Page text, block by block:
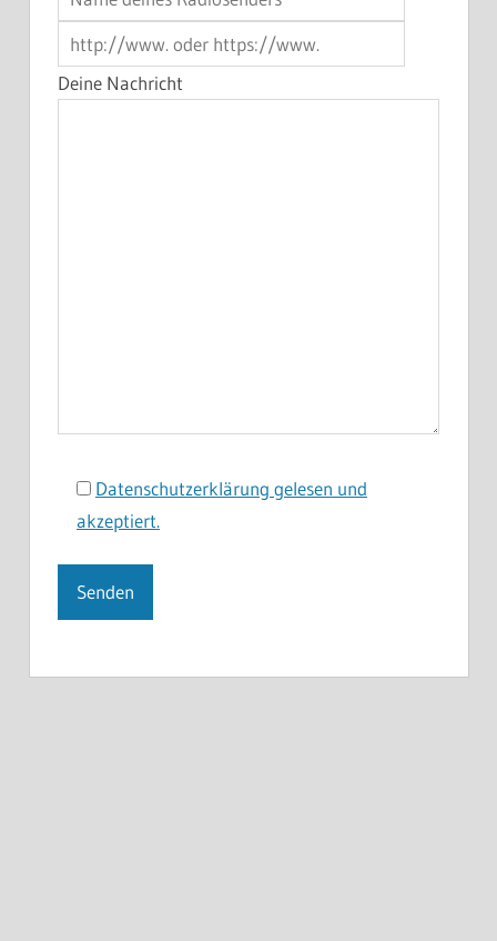
Deine Nachricht
Datenschutzerklärung gelesen und
akzeptiert.